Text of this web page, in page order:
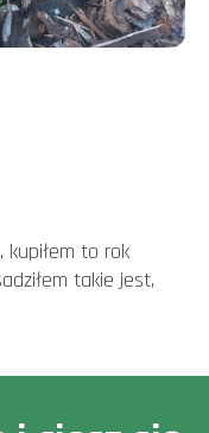
to rok
takie jest,